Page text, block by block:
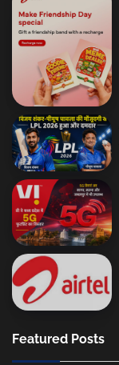
Featured Posts